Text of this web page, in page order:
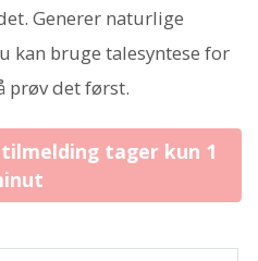
Generer naturlige
kan bruge talesyntese for
prøv det først.
tager kun 1